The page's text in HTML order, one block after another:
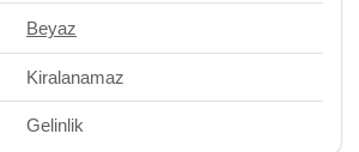
Beyaz
Kiralanamaz
Gelinlik